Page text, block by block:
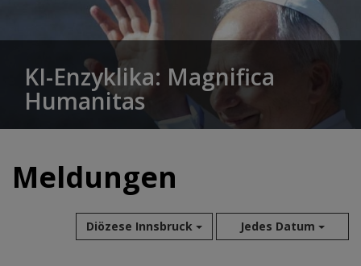
KI-Enzyklika: Magnifica
Humanitas
Meldungen
Diözese Innsbruck Jedes Datum